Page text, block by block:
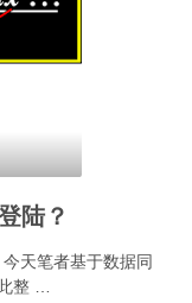
陆？
天笔者基于数据同
整 …